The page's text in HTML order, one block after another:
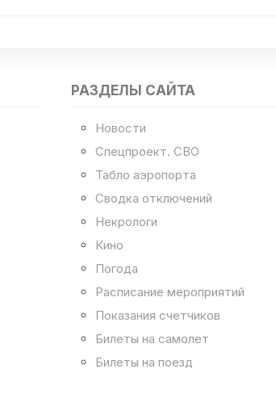
РАЗДЕЛЫ САЙТА
Новости
Спецпроект. СВО
Табло аэропорта
Сводка отключений
Некрологи
Кино
Погода
Расписание мероприятий
Показания счетчиков
Билеты на самолет
Билеты на поезд